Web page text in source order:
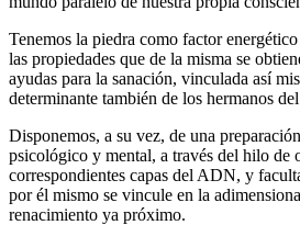
Tenemos la piedra como factor
las propiedades que de la misma se
ayudas para la sanación, vinculada así
determinante también de los hermanos
Disponemos, a su vez, de una
psicológico y mental, a través del hilo de
correspondientes capas del ADN, y
por él mismo se vincule en la
renacimiento ya próximo.